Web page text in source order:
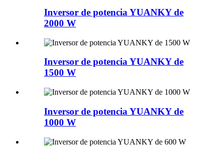
Inversor de potencia YUANKY de
2000 W
Inversor de potencia YUANKY de
1500 W
Inversor de potencia YUANKY de
1000 W